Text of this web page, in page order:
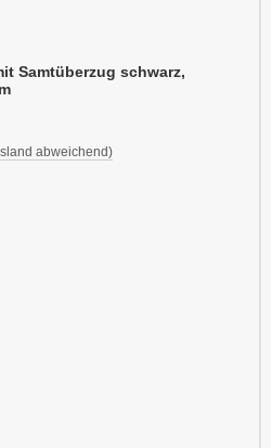
Samtüberzug schwarz,
abweichend)